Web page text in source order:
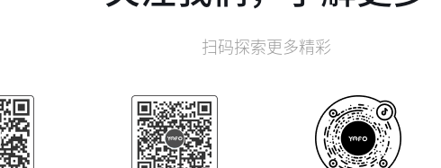
扫码探索更多精彩